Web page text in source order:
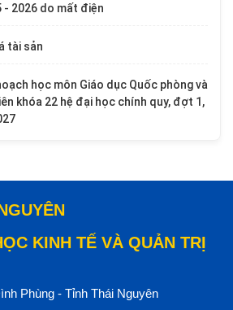
- 2026 do mất điện
tài sản
học môn Giáo dục Quốc phòng và
khóa 22 hệ đại học chính quy, đợt 1,
KINH TẾ VÀ QUẢN TRỊ
Phùng - Tỉnh Thái Nguyên